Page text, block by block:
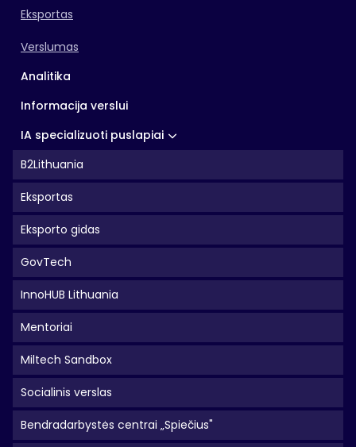
Eksportas
Verslumas
Analitika
Informacija verslui
IA specializuoti puslapiai
B2Lithuania
Eksportas
Eksporto gidas
GovTech
InnoHUB Lithuania
Mentoriai
Miltech Sandbox
Socialinis verslas
Bendradarbystės centrai „Spiečius"